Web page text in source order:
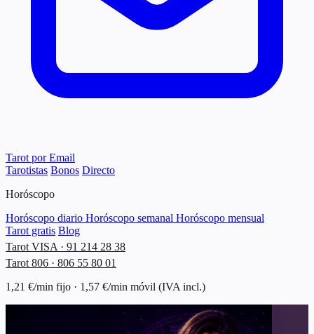
Tarot por Email
Tarotistas Bonos Directo
Horóscopo
Horóscopo diario Horóscopo semanal Horóscopo mensual
Tarot gratis Blog
Tarot VISA · 91 214 28 38
Tarot 806 · 806 55 80 01
1,21 €/min fijo · 1,57 €/min móvil (IVA incl.)